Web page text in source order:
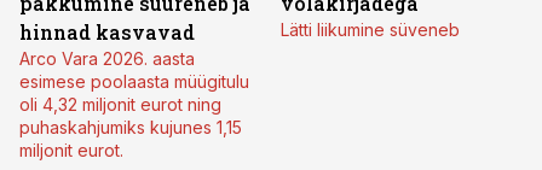
hinnad kasvavad
Arco Vara 2026. aasta
esimese poolaasta müügitulu
oli 4,32 miljonit eurot ning
puhaskahjumiks kujunes 1,15
miljonit eurot.
Lätti liikumine süveneb